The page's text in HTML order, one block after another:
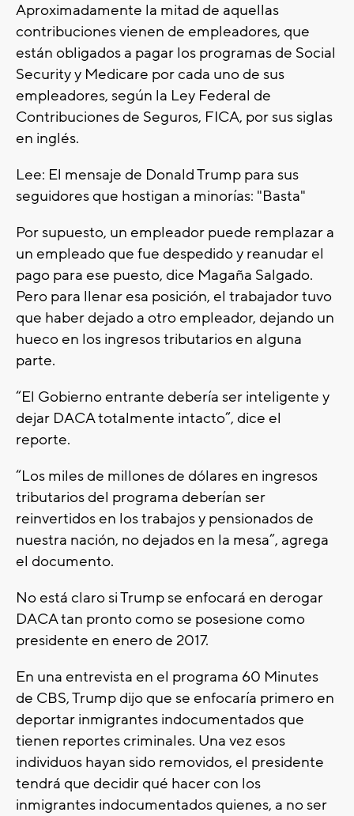
Aproximadamente la mitad de aquellas
contribuciones vienen de empleadores, que
están obligados a pagar los programas de Social
Security y Medicare por cada uno de sus
empleadores, según la Ley Federal de
Contribuciones de Seguros, FICA, por sus siglas
en inglés.
Lee: El mensaje de Donald Trump para sus
seguidores que hostigan a minorías: "Basta"
Por supuesto, un empleador puede remplazar a
un empleado que fue despedido y reanudar el
pago para ese puesto, dice Magaña Salgado.
Pero para llenar esa posición, el trabajador tuvo
que haber dejado a otro empleador, dejando un
hueco en los ingresos tributarios en alguna
parte.
“El Gobierno entrante debería ser inteligente y
dejar DACA totalmente intacto”, dice el
reporte.
“Los miles de millones de dólares en ingresos
tributarios del programa deberían ser
reinvertidos en los trabajos y pensionados de
nuestra nación, no dejados en la mesa”, agrega
el documento.
No está claro si Trump se enfocará en derogar
DACA tan pronto como se posesione como
presidente en enero de 2017.
En una entrevista en el programa 60 Minutes
de CBS, Trump dijo que se enfocaría primero en
deportar inmigrantes indocumentados que
tienen reportes criminales. Una vez esos
individuos hayan sido removidos, el presidente
tendrá que decidir qué hacer con los
inmigrantes indocumentados quienes, a no ser